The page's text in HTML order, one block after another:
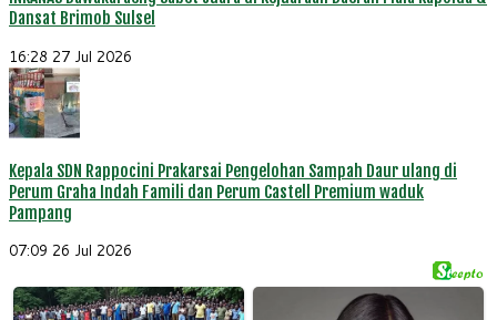
Dansat Brimob Sulsel
16:28 27 Jul 2026
Kepala SDN Rappocini Prakarsai Pengelohan Sampah Daur ulang di
Perum Graha Indah Famili dan Perum Castell Premium waduk
Pampang
07:09 26 Jul 2026